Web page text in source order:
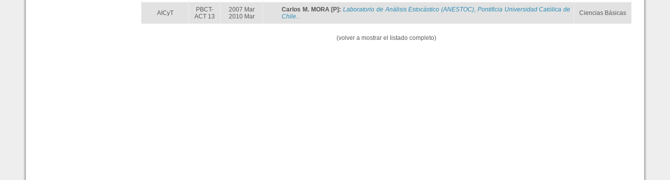
AICyT
PBCT-
ACT 13
2007 Mar
2010 Mar
Carlos M. MORA [P] : Laboratorio de Análisis Estocástico (ANESTOC), Pontificia Universidad Católica de
Chile.. Ciencias Básicas
(volver a mostrar el listado completo)